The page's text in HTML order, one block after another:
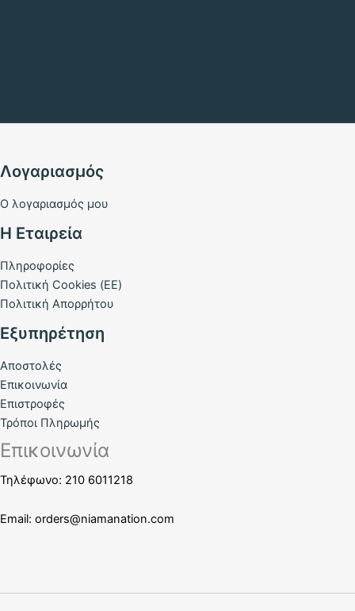
Λογαριασμός
Ο λογαριασμός μου
Η Εταιρεία
Πληροφορίες
Πολιτική Cookies (ΕΕ)
Πολιτική Απορρήτου
Εξυπηρέτηση
Αποστολές
Επικοινωνία
Επιστροφές
Τρόποι Πληρωμής
Επικοινωνία
Τηλέφωνο: 210 6011218
Email: orders@niamanation.com